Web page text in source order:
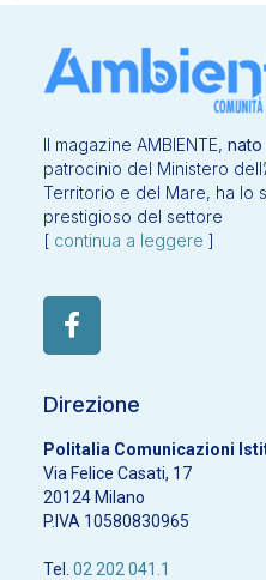
Il magazine AMBIENTE, nato
patrocinio del Ministero
Territorio e del Mare, ha lo
prestigioso del settore
[ continua a leggere ]
Direzione
Politalia Comunicazioni
Via Felice Casati, 17
20124 Milano
P.IVA 10580830965
Tel. 02 202 041.1